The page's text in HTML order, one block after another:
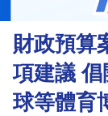
財政預算
項建議
球等體育